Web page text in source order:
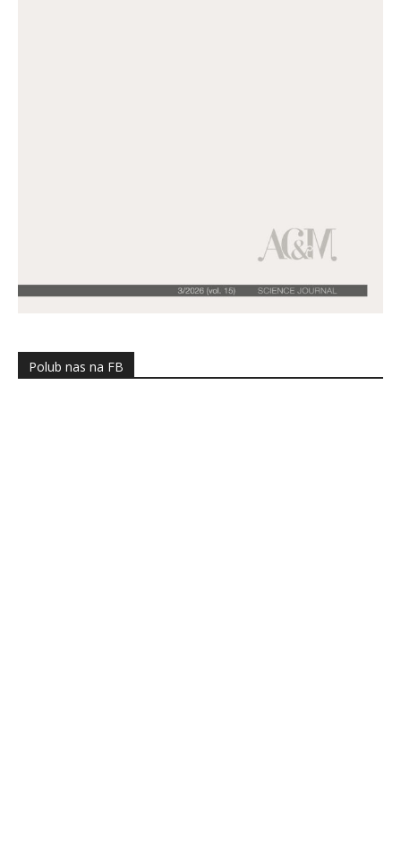
Polub nas na FB